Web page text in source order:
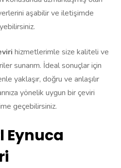
aşabilir ve iletişimde
hizmetlerimle size kaliteli ve
sunarım. İdeal sonuçlar için
yaklaşır, doğru ve anlaşılır
yönelik uygun bir çeviri
geçebilirsiniz.
Eynuca